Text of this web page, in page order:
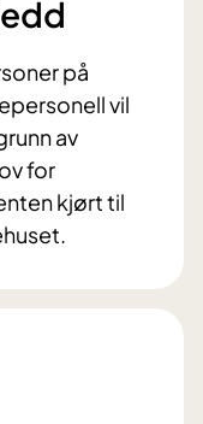
på
vil
av
for
kjørt til